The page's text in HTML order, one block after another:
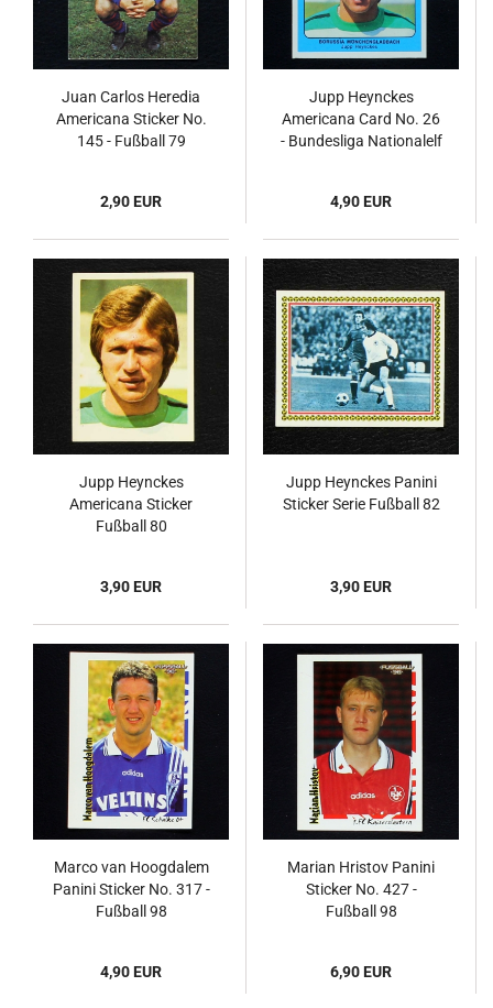
Juan Carlos Heredia
Americana Sticker No.
145 - Fußball 79
2,90 EUR
Jupp Heynckes
Americana Card No. 26
- Bundesliga Nationalelf
4,90 EUR
Jupp Heynckes
Americana Sticker
Fußball 80
3,90 EUR
Jupp Heynckes Panini
Sticker Serie Fußball 82
3,90 EUR
Marco van Hoogdalem
Panini Sticker No. 317 -
Fußball 98
4,90 EUR
Marian Hristov Panini
Sticker No. 427 -
Fußball 98
6,90 EUR